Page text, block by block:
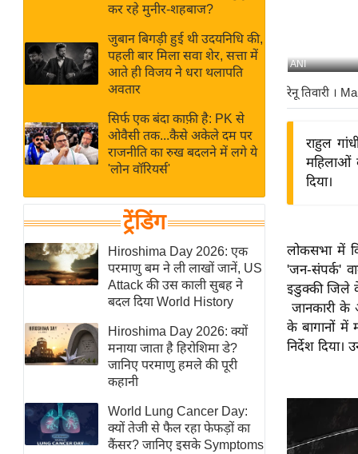
Hindi
Videos
IPL
2026
ई-पेपर
मिसाल बेमिसाल
शख्सियत
यंग इंडिया
साहित्य जगत
ऑटो वर्ल्ड
न्यूज ब्रीफ
मनोरंजन जगत
बॉलीवुड
हॉलीवुड
फिल्म समीक्षा
News
लाइफस्टाइल
कर रहे मुनीर-शहबाज?
जुबान बिगड़ी हुई थी उदयनिधि की,
पहली बार मिला सवा शेर, सत्ता में
आते ही विजय ने धरा थलापति
अवतार
सिर्फ एक बंदा काफ़ी है: PK से
ओवैसी तक...कैसे अकेले दम पर
राजनीति का रुख बदलने में लगे ये
'लोन वॉरियर्स'
ट्रेंडिंग
Hiroshima Day 2026: एक
परमाणु बम ने ली लाखों जानें, US
Attack की उस काली सुबह ने
बदल दिया World History
Hiroshima Day 2026: क्यों
मनाया जाता है हिरोशिमा डे?
जानिए परमाणु हमले की पूरी
कहानी
World Lung Cancer Day:
क्यों तेजी से फैल रहा फेफड़ों का
कैंसर? जानिए इसके Symptoms
ANI
रेनू तिवारी ।
राहुल
महिलाओं
दिया।
लोकसभा में
'जन-संपर्क'
इडुक्की जिले
जानकारी के
के बागानों में
निर्देश